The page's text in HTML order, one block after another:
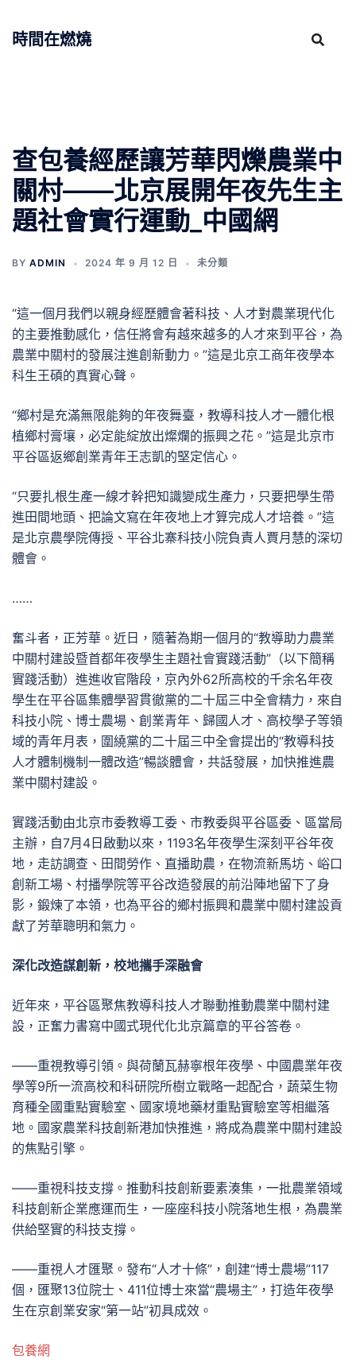
時間在燃燒
查包養經歷讓芳華閃爍農業中
關村——北京展開年夜先生主
題社會實行運動_中國網
BY ADMIN 2024 年 9 月 12 日 未分類
“這一個月我們以親身經歷體會著科技、人才對農業現代化
的主要推動感化，信任將會有越來越多的人才來到平谷，為
農業中關村的發展注進創新動力。”這是北京工商年夜學本
科生王碩的真實心聲。
“鄉村是充滿無限能夠的年夜舞臺，教導科技人才一體化根
植鄉村膏壤，必定能綻放出燦爛的振興之花。”這是北京市
平谷區返鄉創業青年王志凱的堅定信心。
“只要扎根生產一線才幹把知識變成生產力，只要把學生帶
進田間地頭、把論文寫在年夜地上才算完成人才培養。”這
是北京農學院傳授、平谷北寨科技小院負責人賈月慧的深切
體會。
……
奮斗者，正芳華。近日，隨著為期一個月的“教導助力農業
中關村建設暨首都年夜學生主題社會實踐活動”（以下簡稱
實踐活動）進進收官階段，京內外62所高校的千余名年夜
學生在平谷區集體學習貫徹黨的二十屆三中全會精力，來自
科技小院、博士農場、創業青年、歸國人才、高校學子等領
域的青年月表，圍繞黨的二十屆三中全會提出的“教導科技
人才體制機制一體改造”暢談體會，共話發展，加快推進農
業中關村建設。
實踐活動由北京市委教導工委、市教委與平谷區委、區當局
主辦，自7月4日啟動以來，1193名年夜學生深刻平谷年夜
地，走訪調查、田間勞作、直播助農，在物流新馬坊、峪口
創新工場、村播學院等平谷改造發展的前沿陣地留下了身
影，鍛煉了本領，也為平谷的鄉村振興和農業中關村建設貢
獻了芳華聰明和氣力。
深化改造謀創新，校地攜手深融會
近年來，平谷區聚焦教導科技人才聯動推動農業中關村建
設，正奮力書寫中國式現代化北京篇章的平谷答卷。
——重視教導引領。與荷蘭瓦赫寧根年夜學、中國農業年夜
學等9所一流高校和科研院所樹立戰略一起配合，蔬菜生物
育種全國重點實驗室、國家境地藥材重點實驗室等相繼落
地。國家農業科技創新港加快推進，將成為農業中關村建設
的焦點引擎。
——重視科技支撐。推動科技創新要素湊集，一批農業領域
科技創新企業應運而生，一座座科技小院落地生根，為農業
供給堅實的科技支撐。
——重視人才匯聚。發布“人才十條”，創建“博士農場”117
個，匯聚13位院士、411位博士來當“農場主”，打造年夜學
生在京創業安家“第一站”初具成效。
包養網